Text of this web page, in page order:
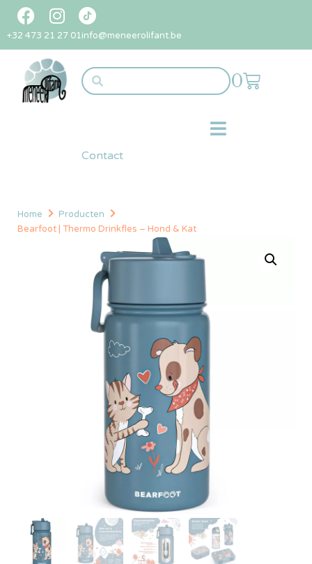
+32 473 21 27 01info@meneerolifant.be
0
Contact
Home
Producten
Bearfoot | Thermo Drinkfles – Hond & Kat